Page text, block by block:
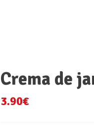
Crema de
3.90€